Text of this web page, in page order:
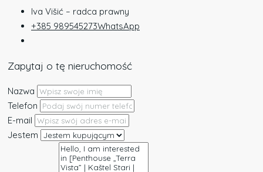
Iva Višić – radca prawny
+385 989545273WhatsApp
Zapytaj o tę nieruchomość
Nazwa
Telefon
E-mail
Jestem